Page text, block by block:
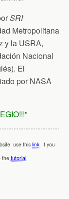
SRI
Metropolitana
y la USRA,
Nacional
El
por NASA
use thislink. If you
thetutorial.